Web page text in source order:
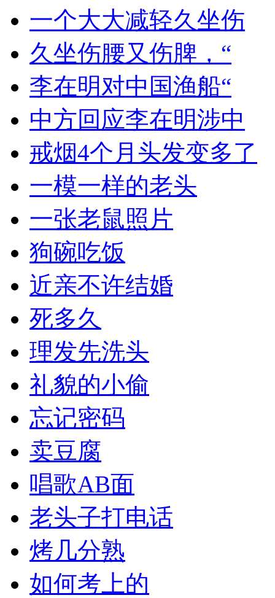
一个大大减轻久坐伤
久坐伤腰又伤脾，“
李在明对中国渔船“
中方回应李在明涉中
戒烟4个月头发变多了
一模一样的老头
一张老鼠照片
狗碗吃饭
近亲不许结婚
死多久
理发先洗头
礼貌的小偷
忘记密码
卖豆腐
唱歌AB面
老头子打电话
烤几分熟
如何考上的